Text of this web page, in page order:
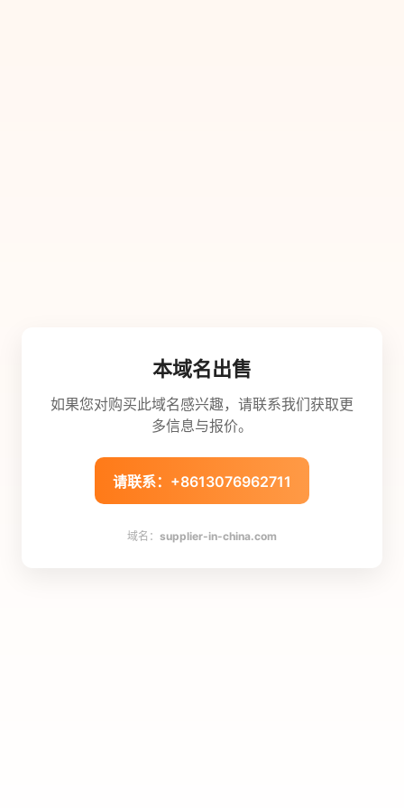
本域名出售
如果您对购买此域名感兴趣，请联系我们获取更
多信息与报价。
请联系：+8613076962711
域名： supplier-in-china.com